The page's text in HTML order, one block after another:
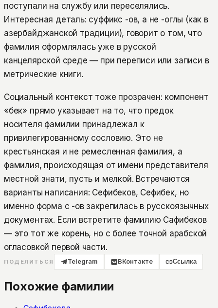
поступали на службу или переселялись.
Интересная деталь: суффикс -ов, а не -оглы (как в
азербайджанской традиции), говорит о том, что
фамилия оформлялась уже в русской
канцелярской среде — при переписи или записи в
метрические книги.
Социальный контекст тоже прозрачен: компонент
«бек» прямо указывает на то, что предок
носителя фамилии принадлежал к
привилегированному сословию. Это не
крестьянская и не ремесленная фамилия, а
фамилия, происходящая от имени представителя
местной знати, пусть и мелкой. Встречаются
варианты написания: Сефибеков, Сефибек, но
именно форма с -ов закрепилась в русскоязычных
документах. Если встретите фамилию Сафибеков
— это тот же корень, но с более точной арабской
огласовкой первой части.
ПОДЕЛИТЬСЯ Telegram ВКонтакте Ссылка
Похожие фамилии